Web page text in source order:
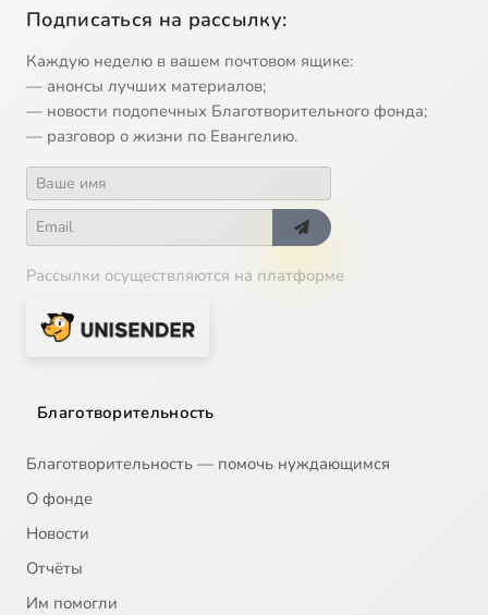
Подписаться на рассылку:
Каждую неделю в вашем почтовом ящике:
— анонсы лучших материалов;
— новости подопечных Благотворительного фонда;
— разговор о жизни по Евангелию.
Рассылки осуществляются на платформе
Благотворительность
Благотворительность — помочь нуждающимся
О фонде
Новости
Отчёты
Им помогли